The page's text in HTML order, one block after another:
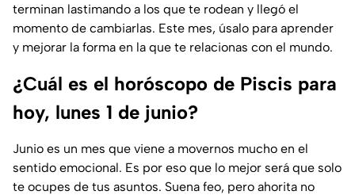
terminan lastimando a los que te rodean y llegó el
momento de cambiarlas. Este mes, úsalo para aprender
y mejorar la forma en la que te relacionas con el mundo.
¿Cuál es el horóscopo de Piscis para
hoy, lunes 1 de junio?
Junio es un mes que viene a movernos mucho en el
sentido emocional. Es por eso que lo mejor será que solo
te ocupes de tus asuntos. Suena feo, pero ahorita no